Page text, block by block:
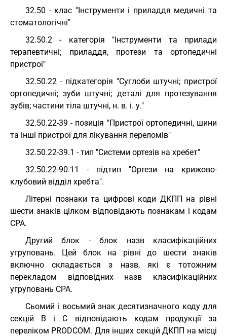
32.50 - клас "Інструменти і приладдя медичні та
стоматологічні"
32.50.2 - категорія "Інструменти та прилади
терапевтичні; приладдя, протези та ортопедичні
пристрої"
32.50.22 - підкатегорія "Суглоби штучні; пристрої
ортопедичні; зуби штучні; деталі для протезування
зубів; частини тіла штучні, н. в. і. у."
32.50.22-39 - позиція "Пристрої ортопедичні, шини
та інші пристрої для лікування переломів"
32.50.22-39.1 - тип "Системи ортезів на хребет"
32.50.22-90.11 - підтип "Ортези на крижово-
клубовий відділ хребта".
Літерні познаки та цифрові коди ДКПП на рівні
шести знаків цілком відповідають познакам і кодам
СРА.
Другий блок - блок назв класифікаційних
угруповань. Цей блок на рівні до шести знаків
включно складається з назв, які є тотожним
перекладом відповідних назв класифікаційних
угруповань СРА.
Сьомий і восьмий знак десятизначного коду для
секцій B і C відповідають кодам продукції за
переліком PRODCOM. Для інших секцій ДКПП на місці